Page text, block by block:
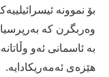
بۆ نموونە
وەربگرن كە
بە ئاسمانی ئەو
هێزەی ئەمەریكادایە.